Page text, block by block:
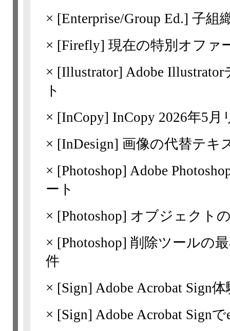
× [Enterprise/Group Ed.] 子組
× [Firefly] 現在の特別オファ
× [Illustrator] Adobe
ト
× [InCopy] InCopy 2026年5
× [InDesign] 画像の代替テキ
× [Photoshop] Adobe
ート
× [Photoshop] オブジェクト
× [Photoshop] 削除ツールの
件
× [Sign] Adobe Acrobat Sign
× [Sign] Adobe Acrobat Sign